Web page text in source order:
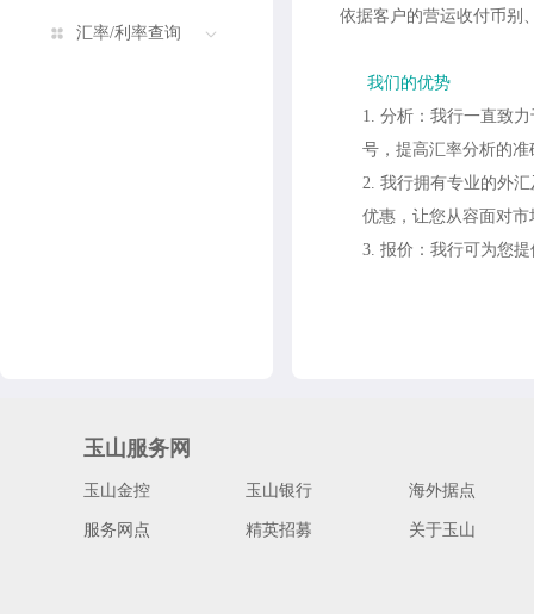
汇率/利率查询
依据客户的营运收付币别
我们的优势
1.分析：我行一直致
号，提高汇率分析的准
2.我行拥有专业的外
优惠，让您从容面对市
3.报价：我行可为您
玉山服务网
玉山金控 玉山银行 海外据点
服务网点 精英招募 关于玉山